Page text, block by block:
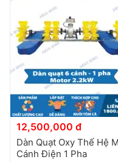
12,500,000 đ
Dàn Quạt Oxy Thế Hệ
Cánh Điện 1 Pha